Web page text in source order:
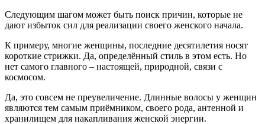
Следующим шагом может быть поиск причин, которые не
дают избыток сил для реализации своего женского начала.
К примеру, многие женщины, последние десятилетия носят
короткие стрижки. Да, определённый стиль в этом есть. Но
нет самого главного – настоящей, природной, связи с
космосом.
Да, это совсем не преувеличение. Длинные волосы у женщин
являются тем самым приёмником, своего рода, антенной и
хранилищем для накапливания женской энергии.